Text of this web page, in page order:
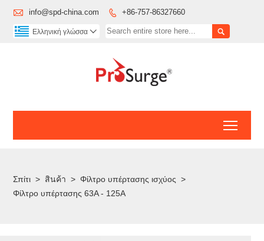
 info@spd-china.com  +86-757-86327660

Ελληνική γλώσσα 
Σπίτι > สินค้า > Φίλτρο υπέρτασης ισχύος >
Φίλτρο υπέρτασης 63A - 125A